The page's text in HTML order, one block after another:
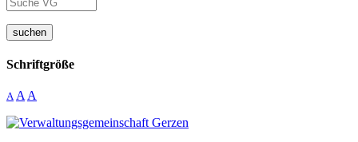
suchen
Schriftgröße
A A A